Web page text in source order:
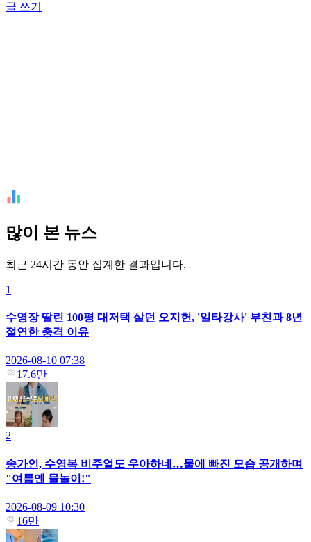
글 쓰기
많이 본 뉴스
최근 24시간 동안 집계한 결과입니다.
1
수영장 딸린 100평 대저택 살던 오지헌, '일타강사' 부친과 8년
절연한 충격 이유
2026-08-10 07:38
17.6만
2
송가인, 수영복 비주얼도 우아하네…물에 빠진 모습 공개하며
"여름엔 물놀이!"
2026-08-09 10:30
16만